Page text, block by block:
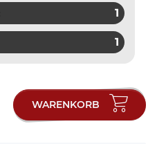
1
1
WARENKORB